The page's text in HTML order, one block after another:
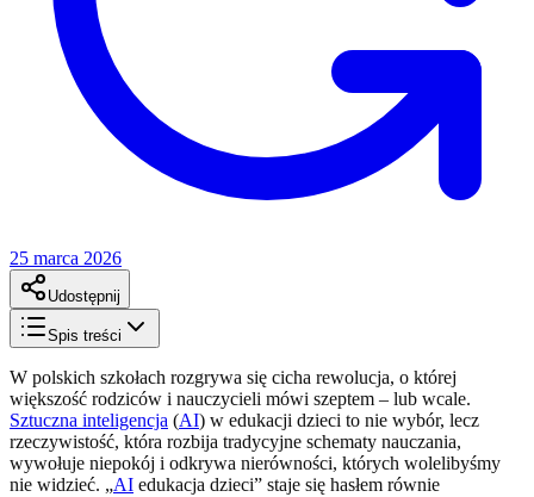
25 marca 2026
Udostępnij
Spis treści
W polskich szkołach rozgrywa się cicha rewolucja, o której
większość rodziców i nauczycieli mówi szeptem – lub wcale.
Sztuczna inteligencja (AI) w edukacji dzieci to nie wybór, lecz
rzeczywistość, która rozbija tradycyjne schematy nauczania,
wywołuje niepokój i odkrywa nierówności, których wolelibyśmy
nie widzieć. „AI edukacja dzieci” staje się hasłem równie